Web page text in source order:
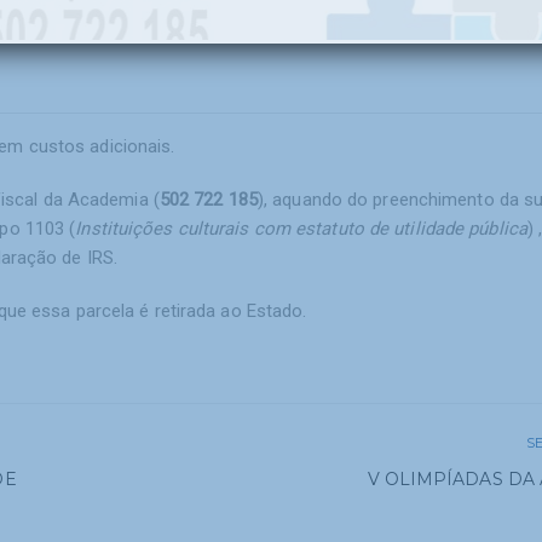
custos adicionais.
da Academia (502 722 185), aquando do preenchimento da
1103 (Instituições culturais com estatuto de utilidade pública)
de IRS.
essa parcela é retirada ao Estado.
V OLIMPÍADAS DA